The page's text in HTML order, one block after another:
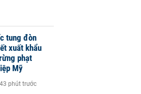
tung đòn
xuất khẩu
phạt
Mỹ
43 phút trước